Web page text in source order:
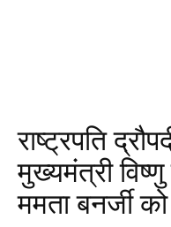
राष्ट्रपति
मुख्यमंत्री
ममता बनर्जी